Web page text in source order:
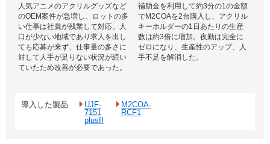
人気アニメのアクリルグッズなど
のOEM案件が急増し、ロットの多
い仕事は社員が残業して対応。人
口が少ない地域であり求人を出し
ても応募が来ず、仕事量の多さに
対して人手が足りない状況が続い
ていたため改善が必要であった。
補助金を利用して約3分の1の金額
でM2COAを2台購入し、アクリル
キーホルダーの1日あたりの生産
数は約3倍に増加。夜勤は完全に
ゼロになり、生産性のアップ、人
手不足を解消した。
導入した製品
UJF-
7151
plusII
M2COA-
RCF1